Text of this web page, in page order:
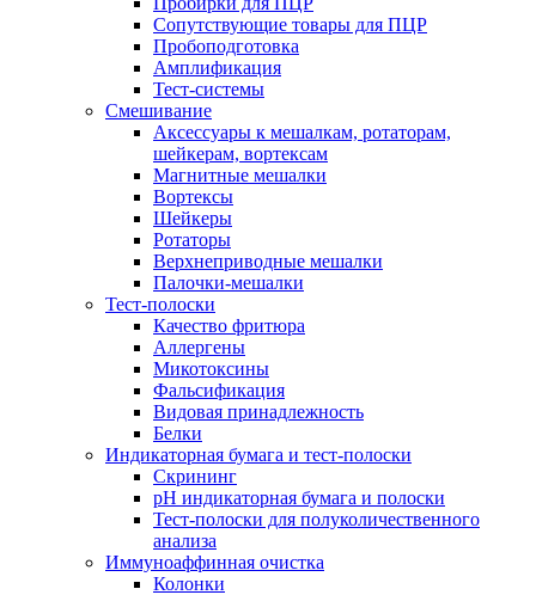
Сопутствующие товары для ПЦР
Пробоподготовка
Амплификация
Тест-системы
Смешивание
Аксессуары к мешалкам, ротаторам,
шейкерам, вортексам
Магнитные мешалки
Вортексы
Шейкеры
Ротаторы
Верхнеприводные мешалки
Палочки-мешалки
Тест-полоски
Качество фритюра
Аллергены
Микотоксины
Фальсификация
Видовая принадлежность
Белки
Индикаторная бумага и тест-полоски
Скрининг
pH индикаторная бумага и полоски
Тест-полоски для полуколичественного
анализа
Иммуноаффинная очистка
Колонки